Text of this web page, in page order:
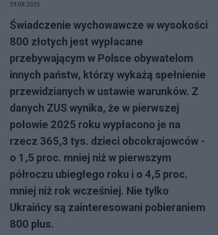
29.08.2025
Świadczenie wychowawcze w wysokości
800 złotych jest wypłacane
przebywającym w Polsce obywatelom
innych państw, którzy wykażą spełnienie
przewidzianych w ustawie warunków. Z
danych ZUS wynika, że w pierwszej
połowie 2025 roku wypłacono je na
rzecz 365,3 tys. dzieci obcokrajowców -
o 1,5 proc. mniej niż w pierwszym
półroczu ubiegłego roku i o 4,5 proc.
mniej niż rok wcześniej. Nie tylko
Ukraińcy są zainteresowani pobieraniem
800 plus.